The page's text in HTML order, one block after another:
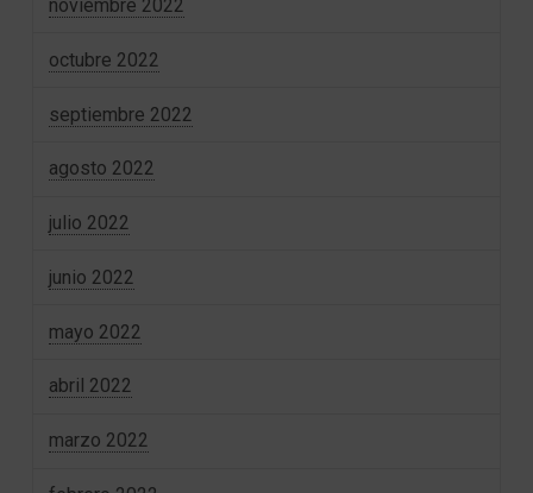
noviembre 2022
octubre 2022
septiembre 2022
agosto 2022
julio 2022
junio 2022
mayo 2022
abril 2022
marzo 2022